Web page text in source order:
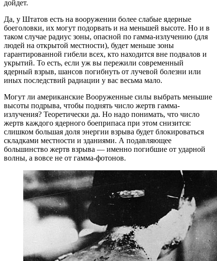
дойдет.
Да, у Штатов есть на вооружении более слабые ядерные
боеголовки, их могут подорвать и на меньшей высоте. Но и в
таком случае радиус зоны, опасной по гамма-излучению (для
людей на открытой местности), будет меньше зоны
гарантированной гибели всех, кто находится вне подвалов и
укрытий. То есть, если уж вы пережили современный
ядерный взрыв, шансов погибнуть от лучевой болезни или
иных последствий радиации у вас весьма мало.
Могут ли американские Вооруженные силы выбрать меньшие
высоты подрыва, чтобы поднять число жертв гамма-
излучения? Теоретически да. Но надо понимать, что число
жертв каждого ядерного боеприпаса при этом снизится:
слишком большая доля энергии взрыва будет блокироваться
складками местности и зданиями. А подавляющее
большинство жертв взрыва — именно погибшие от ударной
волны, а вовсе не от гамма-фотонов.